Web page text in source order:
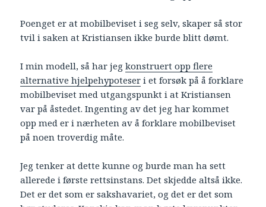
Poenget er at mobilbeviset i seg selv, skaper så stor
tvil i saken at Kristiansen ikke burde blitt dømt.
I min modell, så har jegkonstruert opp flere
alternative hjelpehypoteser i et forsøk på å forklare
mobilbeviset med utgangspunkt i at Kristiansen
var på åstedet. Ingenting av det jeg har kommet
opp med er i nærheten av å forklare mobilbeviset
på noen troverdig måte.
Jeg tenker at dette kunne og burde man ha sett
allerede i første rettsinstans. Det skjedde altså ikke.
Det er det som er sakshavariet, og det er det som